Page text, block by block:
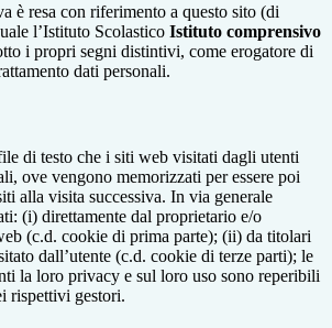
è resa con riferimento a questo sito (di
l’Istituto Scolastico Istituto comprensivo
i propri segni distintivi, come erogatore di
dati personali.
di testo che i siti web visitati dagli utenti
ove vengono memorizzati per essere poi
alla visita successiva. In via generale
(i) direttamente dal proprietario e/o
(c.d. cookie di prima parte); (ii) da titolari
dall’utente (c.d. cookie di terze parti); le
la loro privacy e sul loro uso sono reperibili
rispettivi gestori.